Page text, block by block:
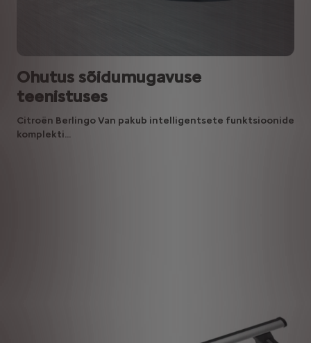
Ohutus sõidumugavuse
teenistuses
Citroën Berlingo Van pakub intelligentsete funktsioonide
komplekti...